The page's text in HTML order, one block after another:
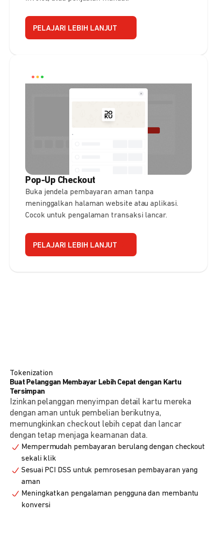
PELAJARI LEBIH LANJUT
Pop-Up Checkout
Buka jendela pembayaran aman tanpa
meninggalkan halaman website atau aplikasi.
Cocok untuk pengalaman transaksi lancar.
PELAJARI LEBIH LANJUT
Tokenization
Buat Pelanggan Membayar Lebih Cepat dengan Kartu
Tersimpan
Izinkan pelanggan menyimpan detail kartu mereka
dengan aman untuk pembelian berikutnya,
memungkinkan checkout lebih cepat dan lancar
dengan tetap menjaga keamanan data.
Mempermudah pembayaran berulang dengan checkout
sekali klik
Sesuai PCI DSS untuk pemrosesan pembayaran yang
aman
Meningkatkan pengalaman pengguna dan membantu
konversi